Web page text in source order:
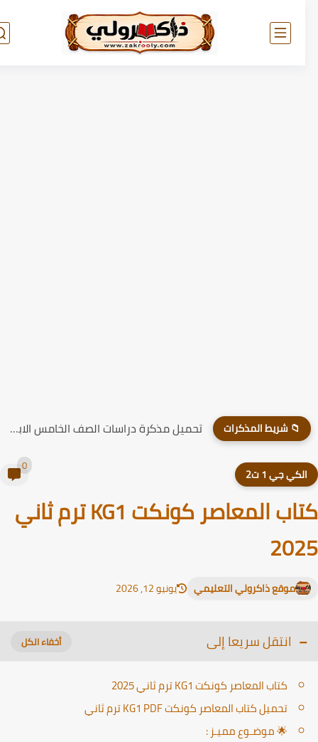
📁 شريط المذكرات تحميل مذكرة دراسات الصف الخامس الابتدائي الترم الاول 2026
جي 1 ت2
كتاب المعاصر كونكت KG1 ترم ثاني
موقع ذاكرولي التعليمي يونيو 12, 2026
انتقل سريعا إلى
كتاب المعاصر كونكت KG1 ترم ثاني 2025
تحميل كتاب المعاصر كونكت KG1 PDF ترم ثاني
🌟 موضـوع مميـز :